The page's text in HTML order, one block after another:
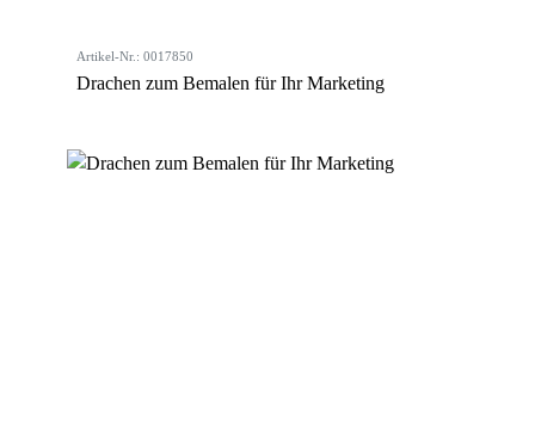
Artikel-Nr.: 0017850
Drachen zum Bemalen für Ihr Marketing